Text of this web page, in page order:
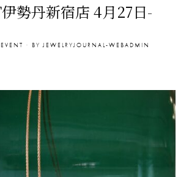
勢丹新宿店 4月27日-
EVENT BY JEWELRYJOURNAL-WEBADMIN